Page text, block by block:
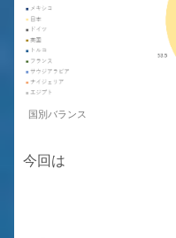
国別バランス
今回は